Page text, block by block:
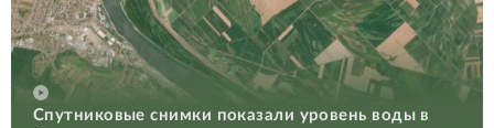
Спутниковые снимки показали уровень воды в